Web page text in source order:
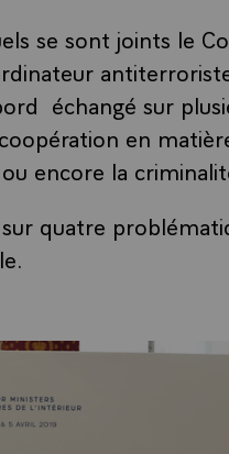
se sont joints le
échangé sur
en
encore la
quatre